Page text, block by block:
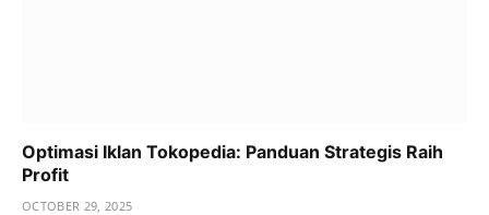
Optimasi Iklan Tokopedia: Panduan Strategis Raih
Profit
OCTOBER 29, 2025